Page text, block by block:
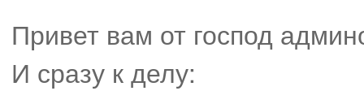
Привет вам от господ
И сразу к делу: